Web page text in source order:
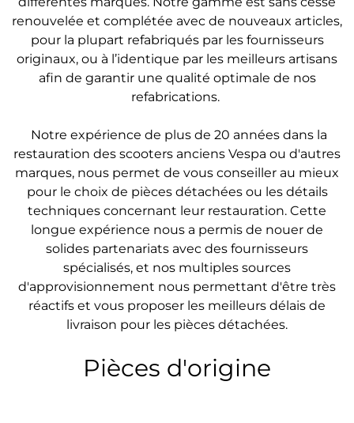
renouvelée et complétée avec de nouveaux articles,
pour la plupart refabriqués par les fournisseurs
originaux, ou à l’identique par les meilleurs artisans
afin de garantir une qualité optimale de nos
refabrications.
Notre expérience de plus de 20 années dans la
restauration des scooters anciens Vespa ou d'autres
marques, nous permet de vous conseiller au mieux
pour le choix de pièces détachées ou les détails
techniques concernant leur restauration. Cette
longue expérience nous a permis de nouer de
solides partenariats avec des fournisseurs
spécialisés, et nos multiples sources
d'approvisionnement nous permettant d'être très
réactifs et vous proposer les meilleurs délais de
livraison pour les pièces détachées.
Pièces d'origine